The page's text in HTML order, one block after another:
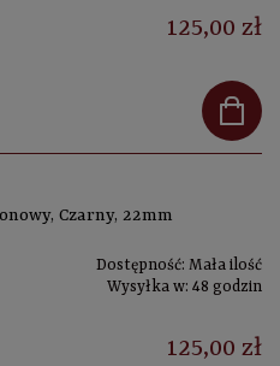
125,00 zł
Czarny, 22mm
Dostępność: Mała ilość
Wysyłka w: 48 godzin
125,00 zł